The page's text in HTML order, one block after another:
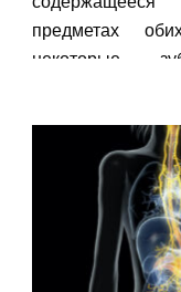
предметах
некоторые
воспаление